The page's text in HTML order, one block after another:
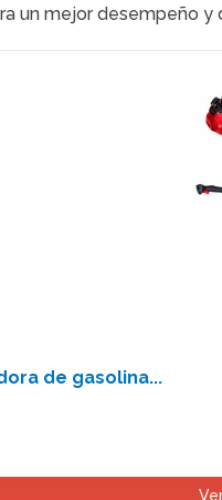
un mejor desempeño y
de gasolina...